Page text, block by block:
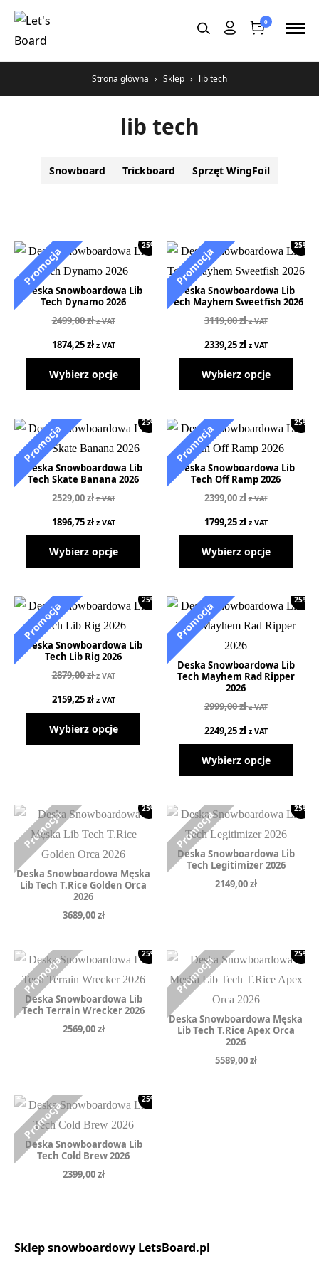
Przejdź
treści
0
Strona główna › Sklep › lib tech
lib tech
Snowboard Trickboard Sprzęt WingFoil
25%
Deska Snowboardowa Lib
Tech Dynamo 2026
2499,00zł z VAT
1874,25zł z VAT
Wybierz opcje
25%
Deska Snowboardowa Lib
Tech Mayhem Sweetfish 2026
3119,00zł z VAT
2339,25zł z VAT
Wybierz opcje
25%
Deska Snowboardowa Lib
Tech Skate Banana 2026
2529,00zł z VAT
1896,75zł z VAT
Wybierz opcje
25%
Deska Snowboardowa Lib
Tech Off Ramp 2026
2399,00zł z VAT
1799,25zł z VAT
Wybierz opcje
25%
Deska Snowboardowa Lib
Tech Lib Rig 2026
2879,00zł z VAT
2159,25zł z VAT
Wybierz opcje
25%
Deska Snowboardowa Lib
Tech Mayhem Rad Ripper
2026
2999,00zł z VAT
2249,25zł z VAT
Wybierz opcje
25%
Deska Snowboardowa Męska
Lib Tech T.Rice Golden Orca
2026
3689,00zł
25%
Deska Snowboardowa Lib
Tech Legitimizer 2026
2149,00zł
25%
Deska Snowboardowa Lib
Tech Terrain Wrecker 2026
2569,00zł
25%
Deska Snowboardowa Męska
Lib Tech T.Rice Apex Orca
2026
5589,00zł
25%
Deska Snowboardowa Lib
Tech Cold Brew 2026
2399,00zł
Sklep snowboardowy LetsBoard.pl